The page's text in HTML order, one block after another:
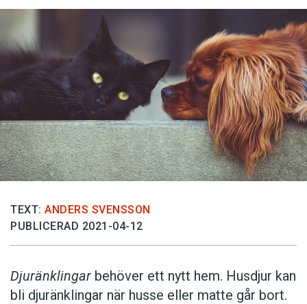
TEXT: ANDERS SVENSSON
PUBLICERAD 2021-04-12
Djuränklingar behöver ett nytt hem. Husdjur kan
bli djuränklingar när husse eller matte går bort.